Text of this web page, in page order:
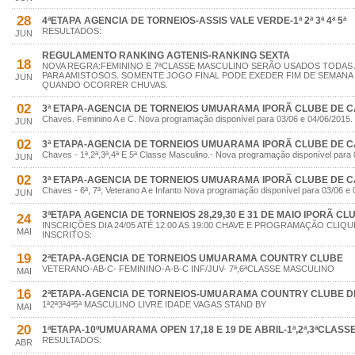
28
JUN
4ªETAPA AGENCIA DE TORNEIOS-ASSIS VALE VERDE-1ª 2ª 3ª 4ª 5ª
RESULTADOS:
18
JUN
REGULAMENTO RANKING AGTENIS-RANKING SEXTA
NOVA REGRA:FEMININO E 7ªCLASSE MASCULINO SERÃO USADOS
PARA AMISTOSOS. SOMENTE JOGO FINAL PODE EXEDER FIM DE
QUANDO OCORRER CHUVAS.
02
JUN
3ª ETAPA-AGENCIA DE TORNEIOS UMUARAMA IPORÃ CLUBE DE
Chaves. Feminino A e C. Nova programação disponível para 03/06 e 04/06/2015.
02
JUN
3ª ETAPA-AGENCIA DE TORNEIOS UMUARAMA IPORÃ CLUBE DE
Chaves - 1ª,2ª,3ª,4ª E 5ª Classe Masculino.- Nova programação disponível para
02
JUN
3ª ETAPA-AGENCIA DE TORNEIOS UMUARAMA IPORÃ CLUBE DE
Chaves - 6ª, 7ª, Veterano A e Infanto Nova programação disponível para 03/06 e
24
MAI
3ªETAPA AGENCIA DE TORNEIOS 28,29,30 E 31 DE MAIO IPORÃ
INSCRIÇÕES DIA 24/05 ATÉ 12:00 AS 19:00 CHAVE E PROGRAMAÇÃO
INSCRITOS:
19
MAI
2ªETAPA-AGENCIA DE TORNEIOS UMUARAMA COUNTRY CLUBE
VETERANO-AB-C- FEMININO-A-B-C INF/JUV- 7ª,6ªCLASSE MASCULINO
16
MAI
2ªETAPA-AGENCIA DE TORNEIOS-UMUARAMA COUNTRY CLUBE
1ª2ª3ª4ª5ª MASCULINO LIVRE IDADE VAGAS STAND BY
20
ABR
1ªETAPA-10ºUMUARAMA OPEN 17,18 E 19 DE ABRIL-
RESULTADOS: